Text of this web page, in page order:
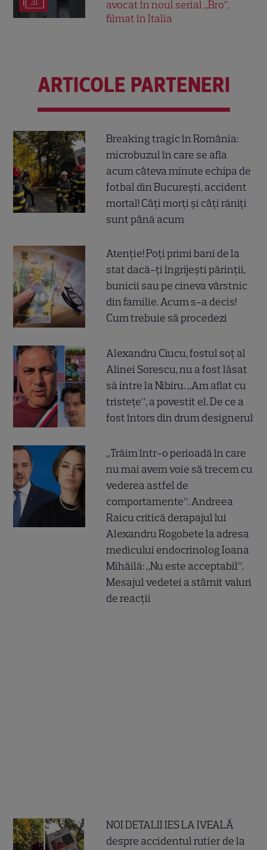
avocat în noul serial „Bro”,
filmat în Italia
ARTICOLE PARTENERI
Breaking tragic în România:
microbuzul în care se afla
acum câteva minute echipa de
fotbal din București, accident
mortal! Câți morți și câți răniți
sunt până acum
Atenție! Poți primi bani de la
stat dacă-ți îngrijești părinții,
bunicii sau pe cineva vârstnic
din familie. Acum s-a decis!
Cum trebuie să procedezi
Alexandru Ciucu, fostul soț al
Alinei Sorescu, nu a fost lăsat
să intre la Nibiru. „Am aflat cu
tristețe”, a povestit el. De ce a
fost întors din drum designerul
„Trăim într-o perioadă în care
nu mai avem voie să trecem cu
vederea astfel de
comportamente”. Andreea
Raicu critică derapajul lui
Alexandru Rogobete la adresa
medicului endocrinolog Ioana
Mihăilă: „Nu este acceptabil”.
Mesajul vedetei a stârnit valuri
de reacții
NOI DETALII IES LA IVEALĂ
despre accidentul rutier de la